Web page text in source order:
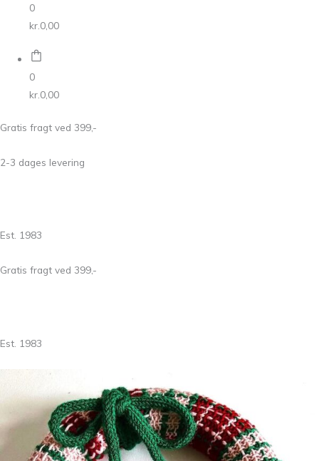
0
kr. 0,00
0
kr. 0,00
Gratis fragt ved 399,-
2-3 dages levering
Est. 1983
Gratis fragt ved 399,-
Est. 1983